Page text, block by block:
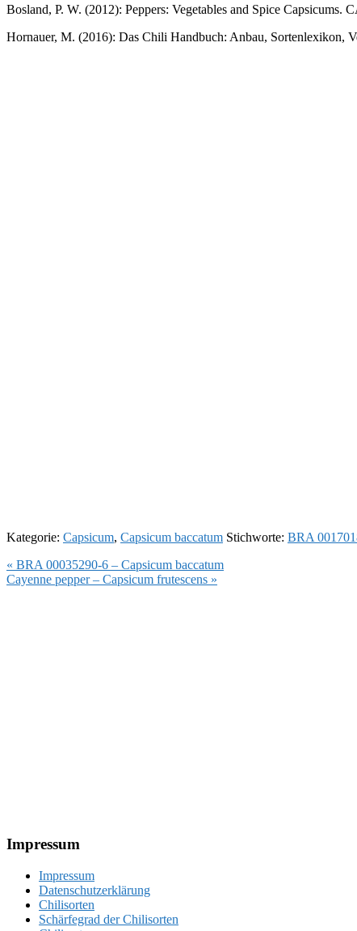
Bosland, P. W. (2012): Peppers: Vegetables and Spice Capsicums.
Hornauer, M. (2016): Das Chili Handbuch: Anbau, Sortenlexikon,
Kategorie: Capsicum, Capsicum baccatum Stichworte: BRA
Vorheriger
Beitrag:
« BRA 00035290-6 – Capsicum baccatum
Nächster
Cayenne pepper – Capsicum frutescens »
Footer
Impressum
Impressum
Datenschutzerklärung
Chilisorten
Schärfegrad der Chilisorten